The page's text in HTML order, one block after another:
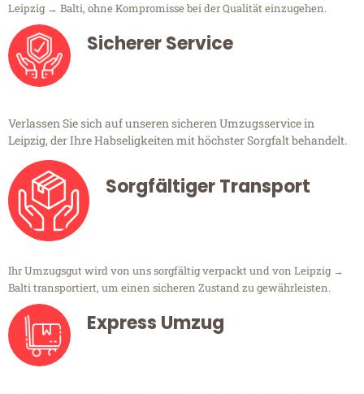
Leipzig → Balti, ohne Kompromisse bei der Qualität einzugehen.
Sicherer Service
Verlassen Sie sich auf unseren sicheren Umzugsservice in
Leipzig, der Ihre Habseligkeiten mit höchster Sorgfalt behandelt.
Sorgfältiger Transport
Ihr Umzugsgut wird von uns sorgfältig verpackt und von Leipzig →
Balti transportiert, um einen sicheren Zustand zu gewährleisten.
Express Umzug